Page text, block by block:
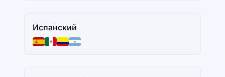
Испанский